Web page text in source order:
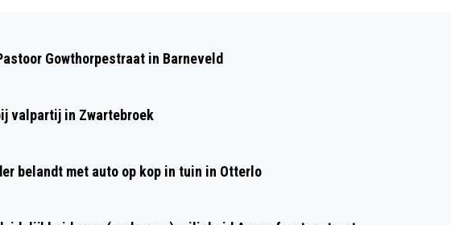
IN DE
LEVEN IN
AANRIJDING IN VOORTHUIZEN
Gowthorpestraat in Barneveld
valpartij in Zwartebroek
belandt met auto op kop in tuin in Otterlo